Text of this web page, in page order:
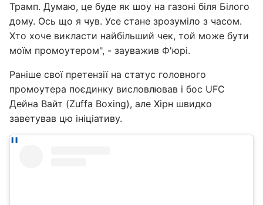
Трамп. Думаю, це буде як шоу на газоні біля Білого
дому. Ось що я чув. Усе стане зрозуміло з часом.
Хто хоче викласти найбільший чек, той може бути
моїм промоутером", - зауважив Ф'юрі.
Раніше свої претензії на статус головного
промоутера поєдинку висловлював і бос UFC
Дейна Вайт (Zuffa Boxing), але Хірн швидко
заветував цю ініціативу.